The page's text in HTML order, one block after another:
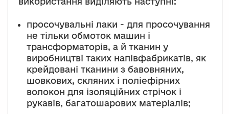
просочувальні лаки - для просочування
не тільки обмоток машин і
трансформаторів, а й тканин у
виробництві таких напівфабрикатів, як
крейдовані тканини з бавовняних,
шовкових, скляних і поліефірних
волокон для ізоляційних стрічок і
рукавів, багатошарових матеріалів;